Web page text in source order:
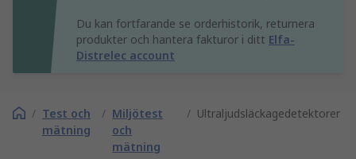
Du kan fortfarande se orderhistorik, returnera
produkter och hantera fakturor i ditt Elfa-
Distrelec account
/ Test och
mätning
/ Miljötest
och
mätning
/ Ultraljudsläckagedetektorer